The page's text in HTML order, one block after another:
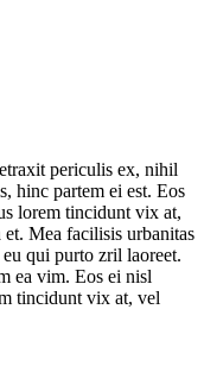
periculis ex, nihil
hinc partem ei est. Eos
lorem tincidunt vix at,
Mea facilisis urbanitas
qui purto zril laoreet.
ea vim. Eos ei nisl
tincidunt vix at, vel